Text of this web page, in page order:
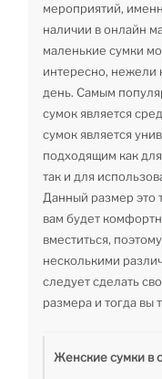
мероприятий,
наличии в онлайн
маленькие сумки
интересно, нежели
день. Самым
сумок является
сумок является
подходящим как
так и для
Данный размер это
вам будет
вместиться,
несколькими
следует сделать
размера и тогда вы
Женские сумки в